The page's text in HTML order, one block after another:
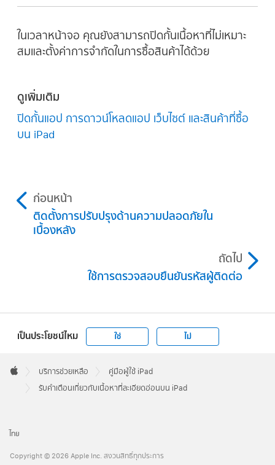
ในเวลาหน้าจอ คุณยังสามารถปิดกั้นเนื้อหาที่ไม่เหมาะ
สมและตั้งค่าการจำกัดในการซื้อสินค้าได้ด้วย
ดูเพิ่มเติม
ปิดกั้นแอป การดาวน์โหลดแอป เว็บไซต์ และสินค้าที่ซื้อ
บน iPad
ก่อนหน้า
ติดตั้งการปรับปรุงด้านความปลอดภัยใน
เบื้องหลัง
ถัดไป
ใช้การตรวจสอบยืนยันรหัสผู้ติดต่อ
เป็นประโยชน์ไหม ใช่ ไม่
Footer

บริการช่วยเหลือ คู่มือผู้ใช้ iPad
รับคำเตือนเกี่ยวกับเนื้อหาที่ละเอียดอ่อนบน iPad
ไทย
Copyright © 2026 Apple Inc. สงวนสิทธิ์ทุกประการ